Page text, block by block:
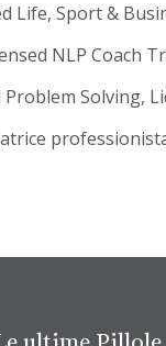
Life, Sport &
NLP Coach
Solving,